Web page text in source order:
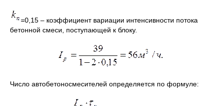
=0,15 – коэффициент вариации интенсивности потока
бетонной смеси, поступающей к блоку.
Число автобетоносмесителей определяется по формуле: